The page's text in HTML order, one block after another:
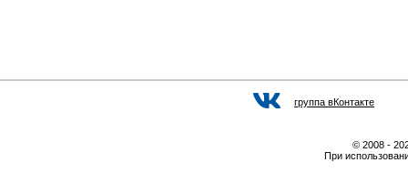
группа вКонтакте
© 2008 -
При